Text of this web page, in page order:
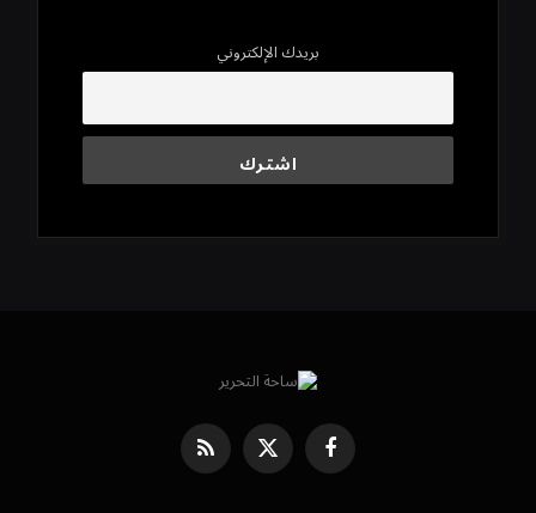
بريدك الإلكتروني
فيسبوك X
(Twitter)
RSS